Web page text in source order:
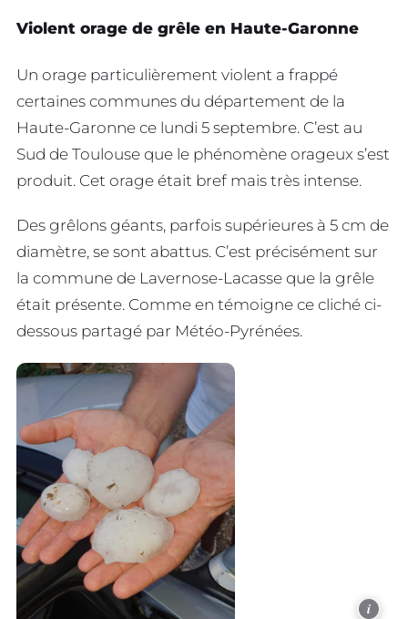
Violent orage de grêle en Haute-Garonne
Un orage particulièrement violent a frappé
certaines communes du département de la
Haute-Garonne ce lundi 5 septembre. C’est au
Sud de Toulouse que le phénomène orageux s’est
produit. Cet orage était bref mais très intense.
Des grêlons géants, parfois supérieures à 5 cm de
diamètre, se sont abattus. C’est précisément sur
la commune de Lavernose-Lacasse que la grêle
était présente. Comme en témoigne ce cliché ci-
dessous partagé par Météo-Pyrénées.
i